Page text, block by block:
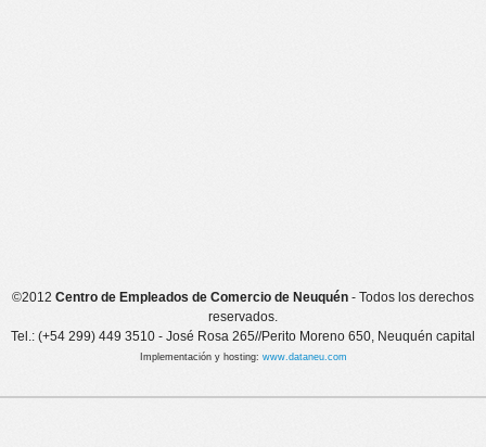
©2012 Centro de Empleados de Comercio de Neuquén - Todos los derechos
reservados.
Tel.: (+54 299) 449 3510 - José Rosa 265//Perito Moreno 650, Neuquén capital
Implementación y hosting: www.dataneu.com